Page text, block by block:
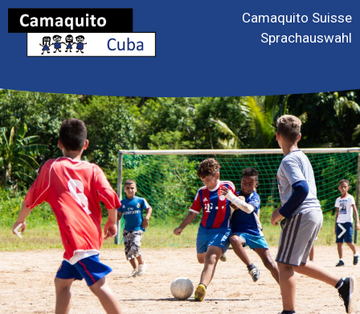
Camaquito Suisse
Sprachauswahl